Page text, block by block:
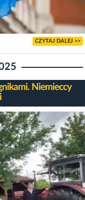
CZYTAJ DALEJ >>
Niemieccy